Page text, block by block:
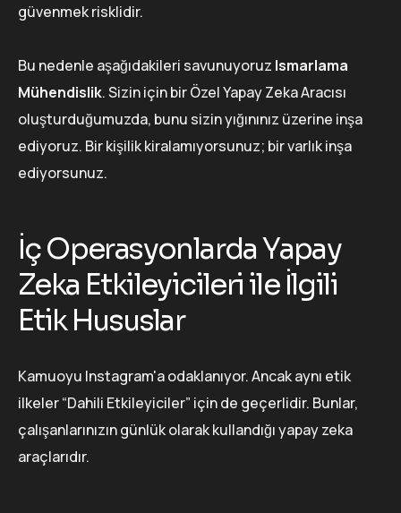
güvenmek risklidir.
Bu nedenle aşağıdakileri savunuyoruz Ismarlama
Mühendislik. Sizin için bir Özel Yapay Zeka Aracısı
oluşturduğumuzda, bunu sizin yığınınız üzerine inşa
ediyoruz. Bir kişilik kiralamıyorsunuz; bir varlık inşa
ediyorsunuz.
İç Operasyonlarda Yapay
Zeka Etkileyicileri ile İlgili
Etik Hususlar
Kamuoyu Instagram'a odaklanıyor. Ancak aynı etik
ilkeler “Dahili Etkileyiciler” için de geçerlidir. Bunlar,
çalışanlarınızın günlük olarak kullandığı yapay zeka
araçlarıdır.